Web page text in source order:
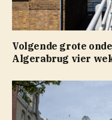
Volgende grote
Algerabrug vier